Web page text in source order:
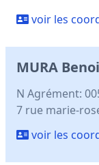
voir les
MURA
N Agrément:
7 rue marie-
voir les